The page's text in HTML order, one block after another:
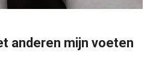
anderen mijn voeten